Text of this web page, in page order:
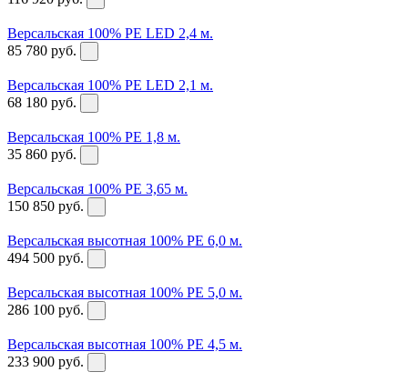
Версальская 100% PE LED 2,4 м.
85 780 руб.
Версальская 100% PE LED 2,1 м.
68 180 руб.
Версальская 100% PE 1,8 м.
35 860 руб.
Версальская 100% PE 3,65 м.
150 850 руб.
Версальская высотная 100% PE 6,0 м.
494 500 руб.
Версальская высотная 100% PE 5,0 м.
286 100 руб.
Версальская высотная 100% PE 4,5 м.
233 900 руб.